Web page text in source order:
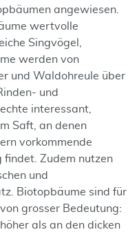
angewiesen.
wertvolle
Singvögel,
werden von
und Waldohreule über
und
interessant,
Saft, an denen
vorkommende
findet. Zudem nutzen
und
Biotopbäume sind für
grosser Bedeutung:
als an den dicken